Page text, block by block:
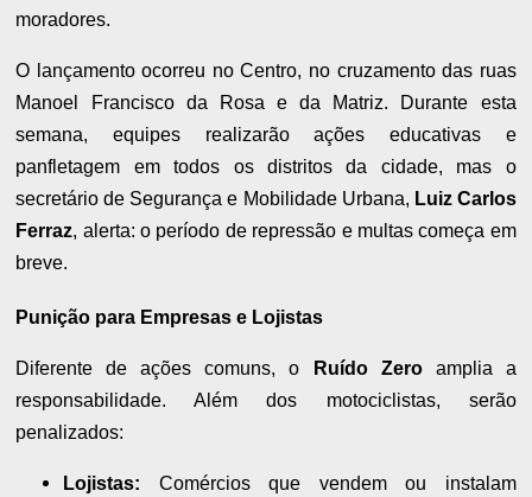
moradores.
O lançamento ocorreu no Centro, no cruzamento das ruas
Manoel Francisco da Rosa e da Matriz. Durante esta
semana, equipes realizarão ações educativas e
panfletagem em todos os distritos da cidade, mas o
secretário de Segurança e Mobilidade Urbana, Luiz Carlos
Ferraz, alerta: o período de repressão e multas começa em
breve.
Punição para Empresas e Lojistas
Diferente de ações comuns, o Ruído Zeroamplia a
responsabilidade. Além dos motociclistas, serão
penalizados:
Lojistas: Comércios que vendem ou instalam